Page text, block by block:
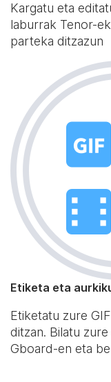
Kargatu eta
laburrak Tenor-
parteka ditzazun
Etiketa eta
Etiketatu zure
ditzan. Bilatu
Gboard-en eta